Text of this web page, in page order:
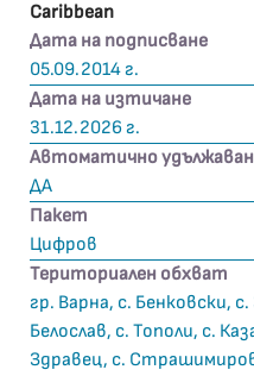
Caribbean
Дата на подписване
05.09.2014 г.
Дата на изтичане
31.12.2026 г.
Автоматично
ДА
Пакет
Цифров
Териториален обхват
гр. Варна, с. Бенковски,
Белослав, с. Тополи, с.
Здравец, с.